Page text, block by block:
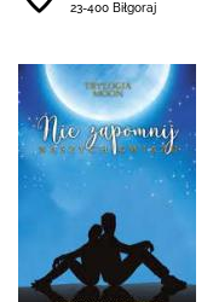
23-400 Biłgoraj